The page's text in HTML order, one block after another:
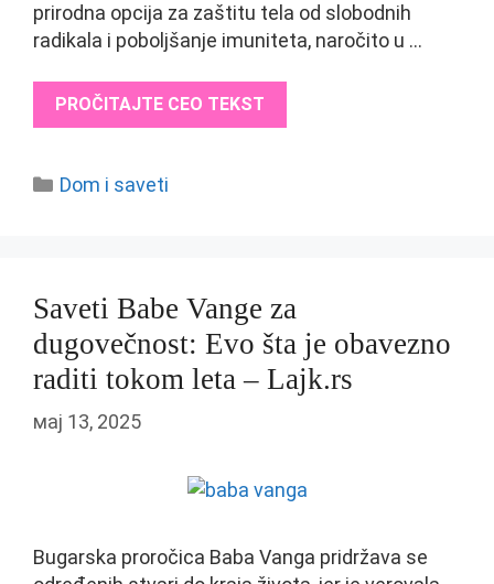
prirodna opcija za zaštitu tela od slobodnih
radikala i poboljšanje imuniteta, naročito u …
PROČITAJTE CEO TEKST
Categories
Dom i saveti
Saveti Babe Vange za
dugovečnost: Evo šta je obavezno
raditi tokom leta – Lajk.rs
мај 13, 2025
Bugarska proročica Baba Vanga pridržava se